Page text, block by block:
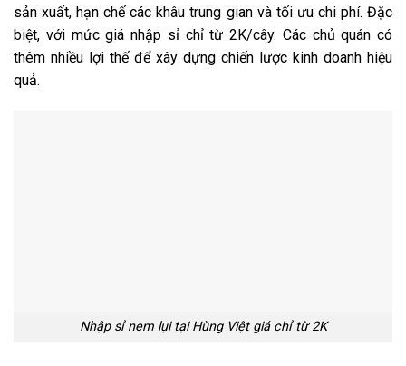
sản xuất, hạn chế các khâu trung gian và tối ưu chi phí. Đặc
biệt, với mức giá nhập sỉ chỉ từ 2K/cây. Các chủ quán có
thêm nhiều lợi thế để xây dựng chiến lược kinh doanh hiệu
quả.
Nhập sỉ nem lụi tại Hùng Việt giá chỉ từ 2K